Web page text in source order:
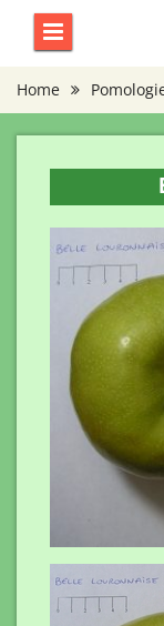
content
Home